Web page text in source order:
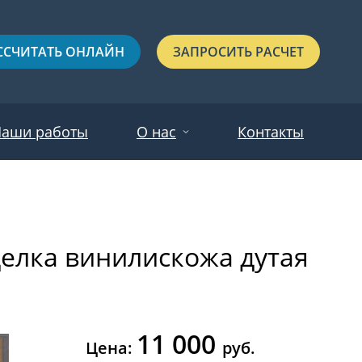
ОНЛАЙН ЗАПРОСИТЬ РАСЧЕТ
С выдавленным рисунком
работы О нас Контакты
винилискожа дутая
Цена: 11 000 руб.